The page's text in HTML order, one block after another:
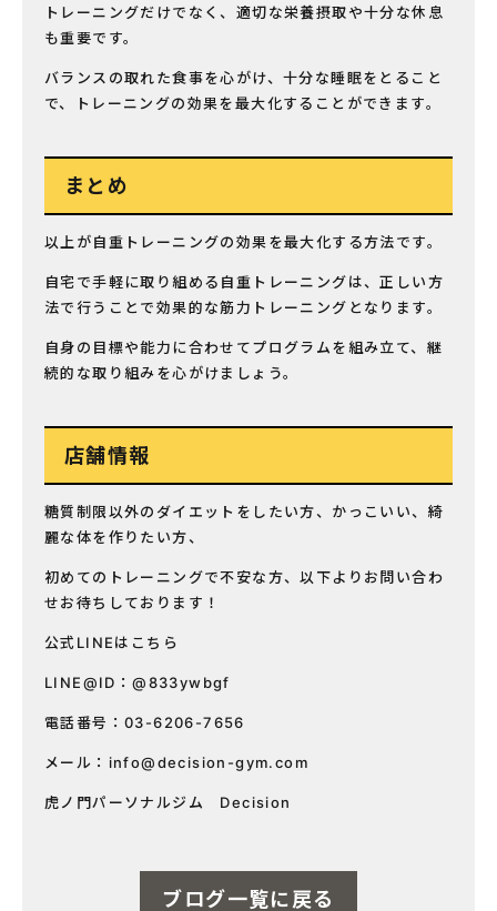
トレーニングだけでなく、適切な栄養摂取や十分な休息
も重要です。
バランスの取れた食事を心がけ、十分な睡眠をとること
で、トレーニングの効果を最大化することができます。
まとめ
以上が自重トレーニングの効果を最大化する方法です。
自宅で手軽に取り組める自重トレーニングは、正しい方
法で行うことで効果的な筋力トレーニングとなります。
自身の目標や能力に合わせてプログラムを組み立て、継
続的な取り組みを心がけましょう。
店舗情報
糖質制限以外のダイエットをしたい方、かっこいい、綺
麗な体を作りたい方、
初めてのトレーニングで不安な方、以下よりお問い合わ
せお待ちしております！
公式LINEはこちら
LINE@ID：@833ywbgf
電話番号：03-6206-7656
メール： info@decision-gym.com
虎ノ門パーソナルジム Decision
ブログ一覧に戻る